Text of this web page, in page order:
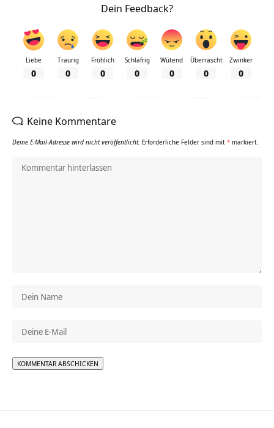
Dein Feedback?
Liebe
0
Traurig
0
Fröhlich
0
Schläfrig
0
Wütend
0
Überrascht
0
Zwinker
0
Keine Kommentare
Deine E-Mail-Adresse wird nicht veröffentlicht. Erforderliche Felder sind mit * markiert.